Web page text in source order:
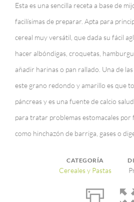
Esta es una sencilla receta a base de
facilísimas de preparar. Apta para
cereal muy versátil, que dada su fácil
hacer albóndigas, croquetas,
añadir harinas o pan rallado. Una de
este grano redondo y amarillo es que
páncreas y es una fuente de calcio
para tratar problemas estomacales por
como hinchazón de barriga, gases o
CATEGORÍA
Cereales y Pastas